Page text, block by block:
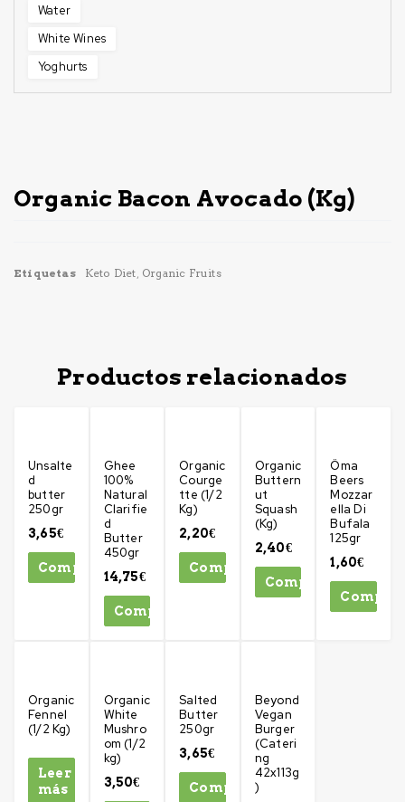
Water
White Wines
Yoghurts
Organic Bacon Avocado (Kg)
Etiquetas Keto Diet, Organic Fruits
Productos relacionados
Unsalte
d
butter
250gr
3,65€
Comprar
Ghee
100%
Natural
Clarifie
d
Butter
450gr
14,75€
Comprar
Organic
Courge
tte (1/2
Kg)
2,20€
Comprar
Organic
Buttern
ut
Squash
(Kg)
2,40€
Comprar
Öma
Beers
Mozzar
ella Di
Bufala
125gr
1,60€
Organic
Fennel
(1/2 Kg)
Leer
más
Organic
White
Mushro
om (1/2
kg)
3,50€
Salted
Butter
250gr
3,65€
Comprar
Beyond
Vegan
Burger
(Cateri
ng
42x113g
)